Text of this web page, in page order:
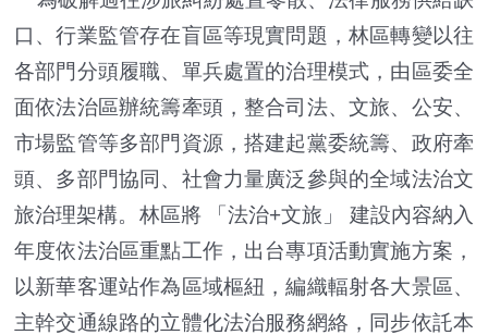
口、行業監管存在盲區等現實問題，林區轉變以往
各部門分頭履職、單兵處置的治理模式，由區委全
面依法治區辦統籌牽頭，整合司法、文旅、公安、
市場監管等多部門資源，搭建起黨委統籌、政府牽
頭、多部門協同、社會力量廣泛參與的全域法治文
旅治理架構。林區將 「法治+文旅」 建設內容納入
年度依法治區重點工作，出台專項活動實施方案，
以新華客運站作為區域樞紐，編織輻射各大景區、
主幹交通線路的立體化法治服務網絡，同步依託本